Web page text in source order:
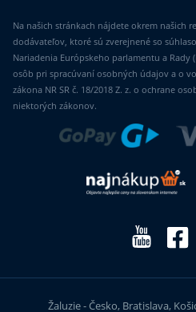
Na našich stránkach nájdete okrem našich
dodávateľov, ktoré sú zverejnené so
Nariadenia Európskeho parlamentu a Rady
osôb pri spracúvaní osobných údajov a o
zákona NR SR č. 18/2018 Z. z. o ochrane
niektorých zákonov.
Žaluzie - Česko, Bratislava,